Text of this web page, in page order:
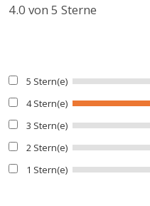
4.0 von 5 Sterne
5 Stern(e)
4 Stern(e)
3 Stern(e)
2 Stern(e)
1 Stern(e)